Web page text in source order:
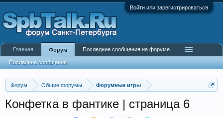
Войти или зарегистрироваться
Форум Общие форумы Форумные игры
Конфетка в фантике | страница 6
Главная Форум
Последние сообщения
Последние сообщения на форуме